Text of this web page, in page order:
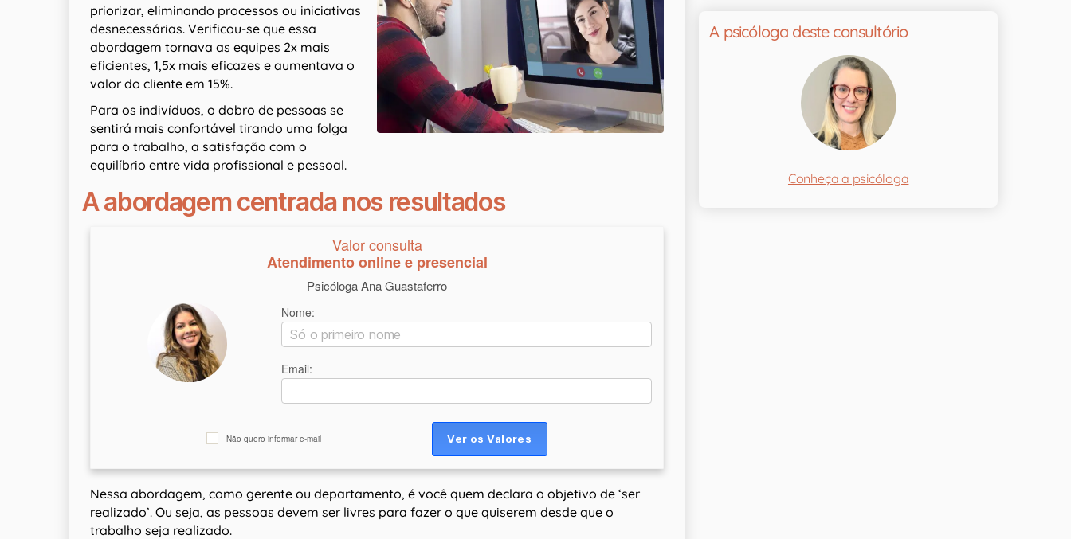
priorizar, eliminando processos ou iniciativas
desnecessárias. Verificou-se que essa
abordagem tornava as equipes 2x mais
eficientes, 1,5x mais eficazes e aumentava o
valor do cliente em 15%.
Para os indivíduos, o dobro de pessoas se
sentirá mais confortável tirando uma folga
para o trabalho, a satisfação com o
equilíbrio entre vida profissional e pessoal.
A abordagem centrada nos resultados
Valor consulta
Atendimento online e presencial
Psicóloga Ana Guastaferro
Nome:
Email:
Não quero informar e-mail
Nessa abordagem, como gerente ou departamento, é você quem declara o objetivo de ‘ser
realizado’. Ou seja, as pessoas devem ser livres para fazer o que quiserem desde que o
trabalho seja realizado.
A psicóloga deste consultório
Conheça a psicóloga